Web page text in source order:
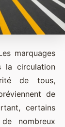
marquages
la circulation
de tous,
de
certains
nombreux